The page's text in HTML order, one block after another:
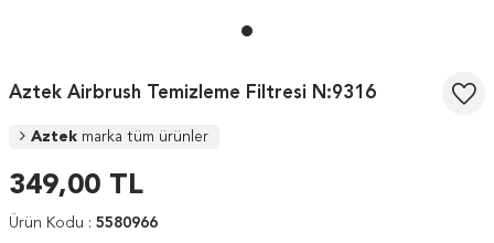
Aztek Airbrush Temizleme Filtresi N:9316
Aztek marka tüm ürünler
349,00 TL
Ürün Kodu : 5580966